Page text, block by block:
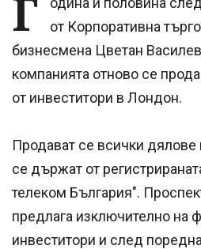
Г
от Корпоративна
бизнесмена Цветан
компанията отново се
от инвеститори в Лондон.
Продават се всички дялове
се държат от
телеком България".
предлага изключително на
инвеститори и след